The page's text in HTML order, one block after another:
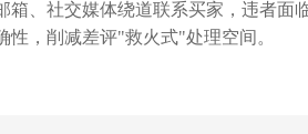
箱、社交媒体绕道联系买家，违者面
，削减差评"救火式"处理空间。